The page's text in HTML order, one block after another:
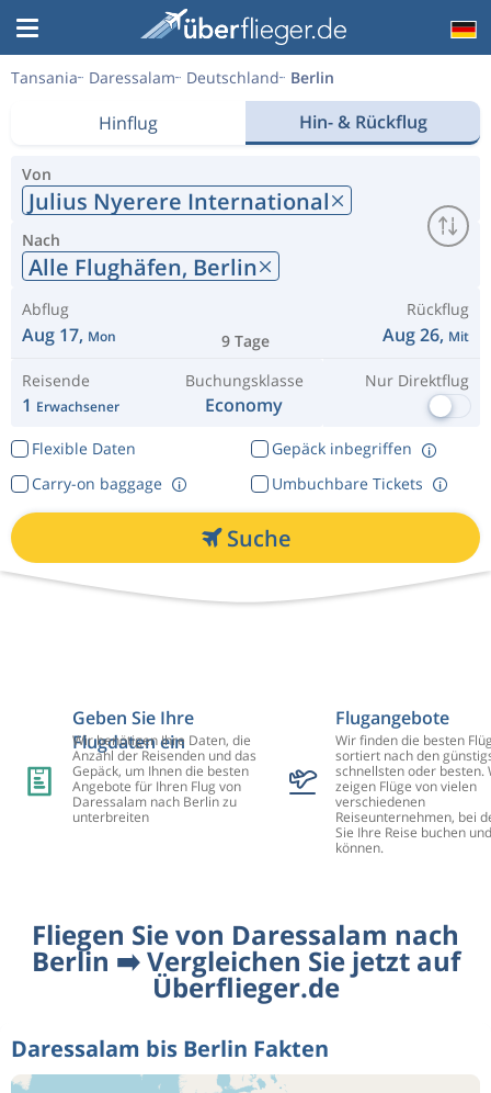
Tansania Daressalam Deutschland Berlin
Hinflug Hin- & Rückflug
Von
Julius Nyerere International
Nach
Alle Flughäfen, Berlin
Abflug
Aug 17, Mon 9 Tage
Rückflug
Aug 26, Mit
Reisende
1 Erwachsener
Buchungsklasse
Economy
Nur Direktflug
Flexible Daten
Gepäck inbegriffen
Umbuchbare Tickets
Carry-on baggage
Suche
Geben Sie Ihre
Flugdaten ein
Wir benötigen Ihre Daten, die
Anzahl der Reisenden und das
Gepäck, um Ihnen die besten
Angebote für Ihren Flug von
Daressalam nach Berlin zu
unterbreiten
Flugangebote
Wir finden die besten
sortiert nach den
schnellsten oder besten.
zeigen Flüge von vielen
verschiedenen
Reiseunternehmen, bei
Sie Ihre Reise buchen
können.
Fliegen Sie von Daressalam nach
Berlin ➡️ Vergleichen Sie jetzt auf
Überflieger.de
Daressalam bis Berlin Fakten